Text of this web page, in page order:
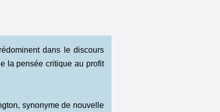
dans le discours
la pensée critique au profit
synonyme de nouvelle